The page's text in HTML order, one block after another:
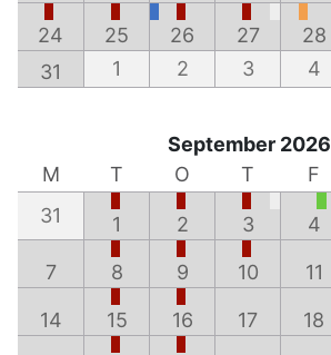
24 25 26 27 28
31
1 2 3 4
September 2026
M
T O T F
31
1 2 3 4
7 8 9 10 11
14 15 16 17 18